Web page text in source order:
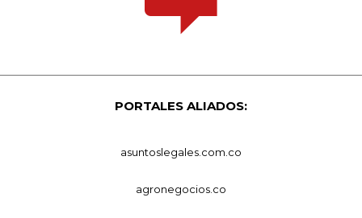
PORTALES ALIADOS:
asuntoslegales.com.co
agronegocios.co